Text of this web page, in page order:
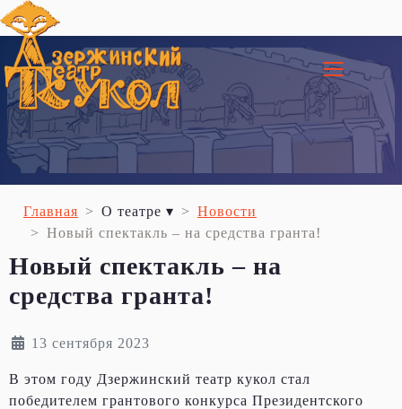
Главная О театре ▾
Новости
Новый спектакль – на средства гранта!
Новый спектакль – на
средства гранта!
13 сентября 2023
В этом году Дзержинский театр кукол стал
победителем грантового конкурса Президентского
≡